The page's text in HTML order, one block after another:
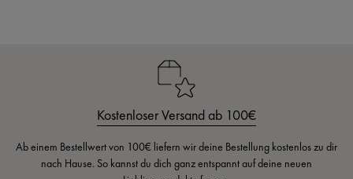
Kostenloser Versand ab 100€
Ab einem Bestellwert von 100€ liefern wir deine Bestellung kostenlos zu dir
nach Hause. So kannst du dich ganz entspannt auf deine neuen